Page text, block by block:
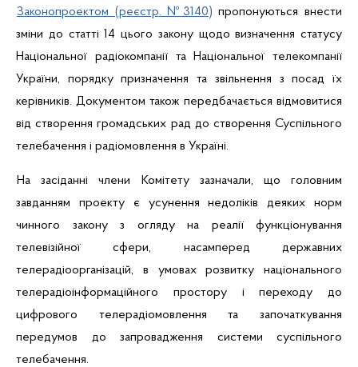
Законопроектом (реєстр. №3140) пропонуються внести
зміни до статті 14 цього закону щодо визначення статусу
Національної
радіокомпаніїта Національної
телекомпанії
України, порядкупризначення та звільнення з посадїх
керівників. Документом також передбачається відмовитися
від створення громадських рад до створення Суспільного
телебачення і радіомовлення в Україні.
Назасіданні члени Комітету зазначали, що
головним
завданням проекту є усунення недоліків деяких норм
чинного закону з оглядуна реалії
функціонування
телевізійної
сфери, насамперед
державних
телерадіоорганізацій, в умовах розвитку
національного
телерадіоінформаційного простору і переходу до
цифрового телерадіомовлення тазапочаткування
передумов до запровадження системи
суспільного
телебачення.